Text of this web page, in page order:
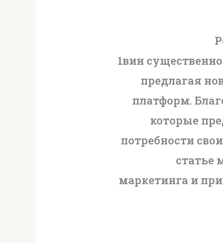
1вин
предлагая
платформ.
которые
потребности
статье
маркетинга и